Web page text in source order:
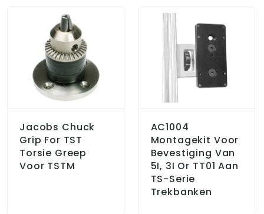
Jacobs Chuck
Grip For TST
Torsie Greep
Voor TSTM
AC1004
Montagekit Voor
Bevestiging Van
5I, 3I Or TT01 Aan
TS-Serie
Trekbanken